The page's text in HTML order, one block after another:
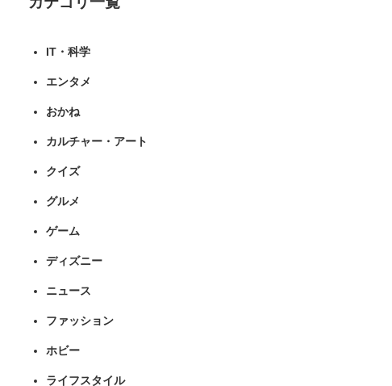
IT・科学
エンタメ
おかね
カルチャー・アート
クイズ
グルメ
ゲーム
ディズニー
ニュース
ファッション
ホビー
ライフスタイル